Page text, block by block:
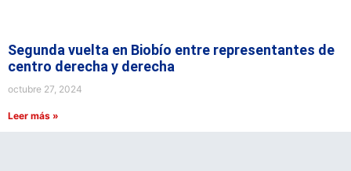
Segunda vuelta en Biobío entre representantes de
centro derecha y derecha
octubre 27, 2024
Leer más »